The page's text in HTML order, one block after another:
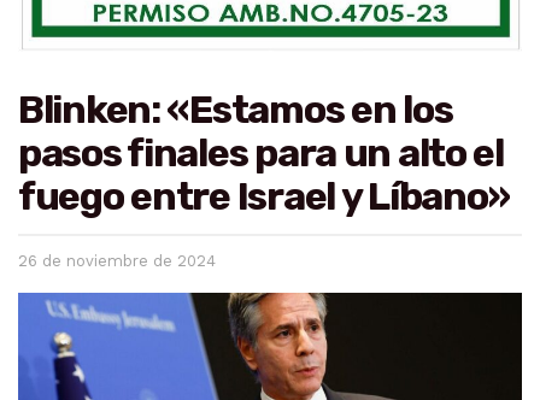
Blinken: «Estamos en los
pasos finales para un alto el
fuego entre Israel y Líbano»
26 de noviembre de 2024